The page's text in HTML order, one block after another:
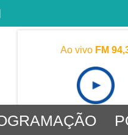
Ao vivo FM